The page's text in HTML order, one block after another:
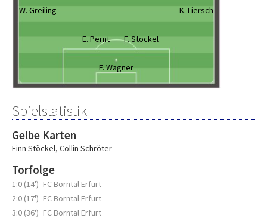
W. Greiling K. Liersch
E. Pernt F. Stöckel
F. Wagner
Spielstatistik
Gelbe Karten
Finn Stöckel, Collin Schröter
Torfolge
1:0 (14') FC Borntal Erfurt
2:0 (17') FC Borntal Erfurt
3:0 (36') FC Borntal Erfurt